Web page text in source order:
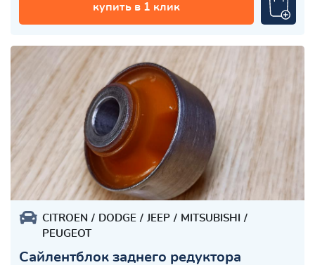
купить в 1 клик
CITROEN DODGE JEEP
MITSUBISHI
PEUGEOT
Сайлентблок заднего редуктора